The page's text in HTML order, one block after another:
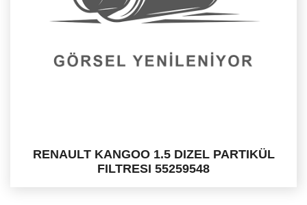
RENAULT KANGOO 1.5 DIZEL PARTIKÜL
FILTRESI 55259548